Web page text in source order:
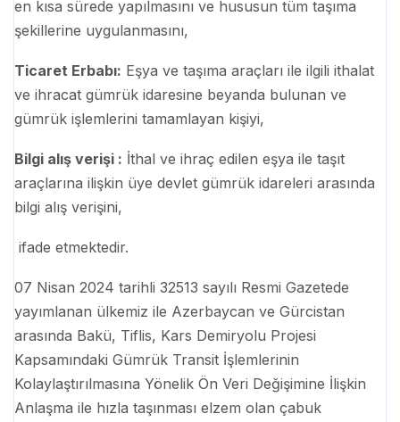
en kısa sürede yapılmasını ve hususun tüm taşıma
şekillerine uygulanmasını,
Ticaret Erbabı: Eşya ve taşıma araçları ile ilgili ithalat
ve ihracat gümrük idaresine beyanda bulunan ve
gümrük işlemlerini tamamlayan kişiyi,
Bilgi alış verişi : İthal ve ihraç edilen eşya ile taşıt
araçlarına ilişkin üye devlet gümrük idareleri arasında
bilgi alış verişini,
ifade etmektedir.
07 Nisan 2024 tarihli 32513 sayılı Resmi Gazetede
yayımlanan ülkemiz ile Azerbaycan ve Gürcistan
arasında Bakü, Tiflis, Kars Demiryolu Projesi
Kapsamındaki Gümrük Transit İşlemlerinin
Kolaylaştırılmasına Yönelik Ön Veri Değişimine İlişkin
Anlaşma ile hızla taşınması elzem olan çabuk